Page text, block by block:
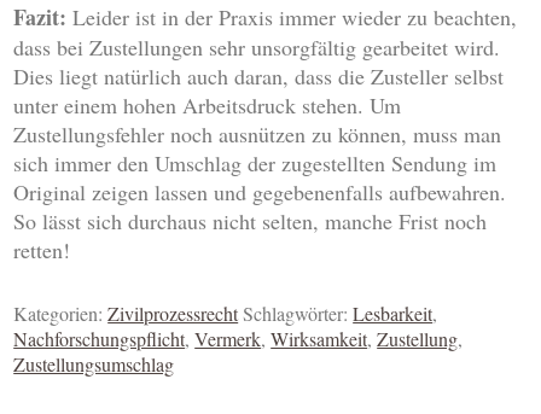
Fazit: Leider ist in der Praxis immer wieder zu beachten,
dass bei Zustellungen sehr unsorgfältig gearbeitet wird.
Dies liegt natürlich auch daran, dass die Zusteller selbst
unter einem hohen Arbeitsdruck stehen. Um
Zustellungsfehler noch ausnützen zu können, muss man
sich immer den Umschlag der zugestellten Sendung im
Original zeigen lassen und gegebenenfalls aufbewahren.
So lässt sich durchaus nicht selten, manche Frist noch
retten!
Kategorien:ZivilprozessrechtSchlagwörter:Lesbarkeit,
Nachforschungspflicht,Vermerk,Wirksamkeit,Zustellung,
Zustellungsumschlag